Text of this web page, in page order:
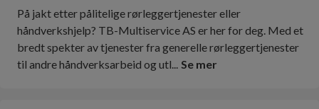
På jakt etter pålitelige rørleggertjenester eller
håndverkshjelp? TB-Multiservice AS er her for deg. Med et
bredt spekter av tjenester fra generelle rørleggertjenester
til andre håndverksarbeid og utl... Se mer